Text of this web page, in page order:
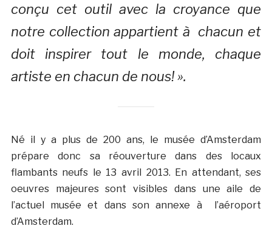
conçu cet outil avec la croyance que
notre collection appartient à chacun et
doit inspirer tout le monde, chaque
artiste en chacun de nous! ».
Né il y a plus de 200 ans, le musée d’Amsterdam
prépare donc sa réouverture dans des locaux
flambants neufs le 13 avril 2013. En attendant, ses
oeuvres majeures sont visibles dans une aile de
l’actuel musée et dans son annexe à l’aéroport
d’Amsterdam.